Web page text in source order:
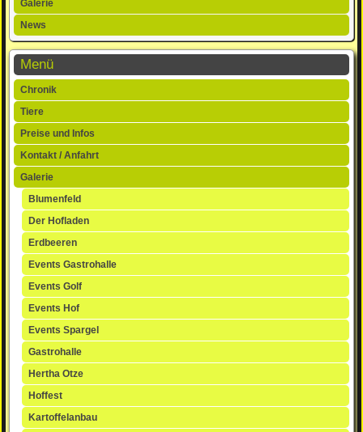
Galerie
News
Menü
Navigation
überspringen
Chronik
Tiere
Preise und Infos
Kontakt / Anfahrt
Galerie
Blumenfeld
Der Hofladen
Erdbeeren
Events Gastrohalle
Events Golf
Events Hof
Events Spargel
Gastrohalle
Hertha Otze
Hoffest
Kartoffelanbau